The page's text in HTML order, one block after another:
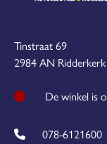
Tinstraat 69
2984 AN Ridderkerk
De winkel is
078-6121600